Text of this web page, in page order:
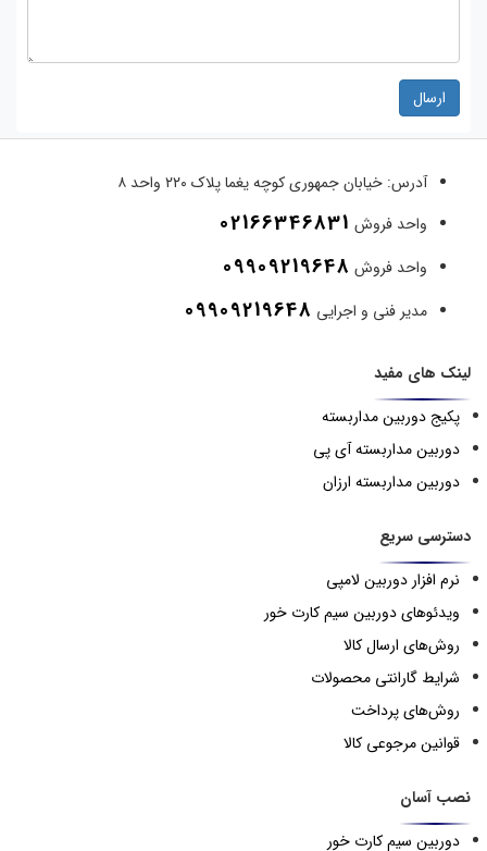
ارسال
آدرس: خیابان جمهوری کوچه یغما پلاک ۲۲۰ واحد ۸
واحد فروش 02166346831
واحد فروش 09909219648
مدیر فنی و اجرایی 09909219648
لینک های مفید
پکیج دوربین مداربسته
دوربین مداربسته آی پی
دوربین مداربسته ارزان
دسترسی سریع
نرم افزار دوربین لامپی
ویدئوهای دوربین سیم کارت خور
روش‌های ارسال کالا
شرایط گارانتی محصولات
روش‌های پرداخت
قوانین مرجوعی کالا
نصب آسان
دوربین سیم کارت خور